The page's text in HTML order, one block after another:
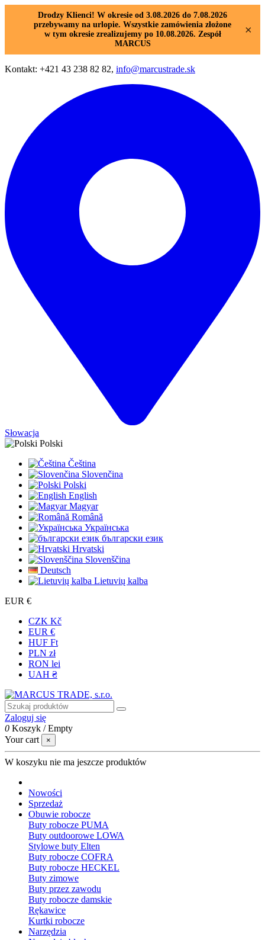
Drodzy Klienci! W okresie od 3.08.2026 do 7.08.2026
przebywamy na urlopie. Wszystkie zamówienia złożone
w tym okresie zrealizujemy po 10.08.2026. Zespół
MARCUS
×
Kontakt: +421 43 238 82 82, info@marcustrade.sk
Słowacja
Polski
Čeština
Slovenčina
Polski
English
Magyar
Română
Українська
български език
Hrvatski
Slovenščina
Deutsch
Lietuvių kalba
EUR €
CZK Kč
EUR €
HUF Ft
PLN zł
RON lei
UAH ₴
Zaloguj się
0 Koszyk /Empty
Your cart
×
W koszyku nie ma jeszcze produktów
Nowości
Sprzedaż
Obuwie robocze
Buty robocze PUMA
Buty outdoorowe LOWA
Stylowe buty Elten
Buty robocze COFRA
Buty robocze HECKEL
Buty zimowe
Buty przez zawodu
Buty robocze damskie
Rękawice
Kurtki robocze
Narzędzia